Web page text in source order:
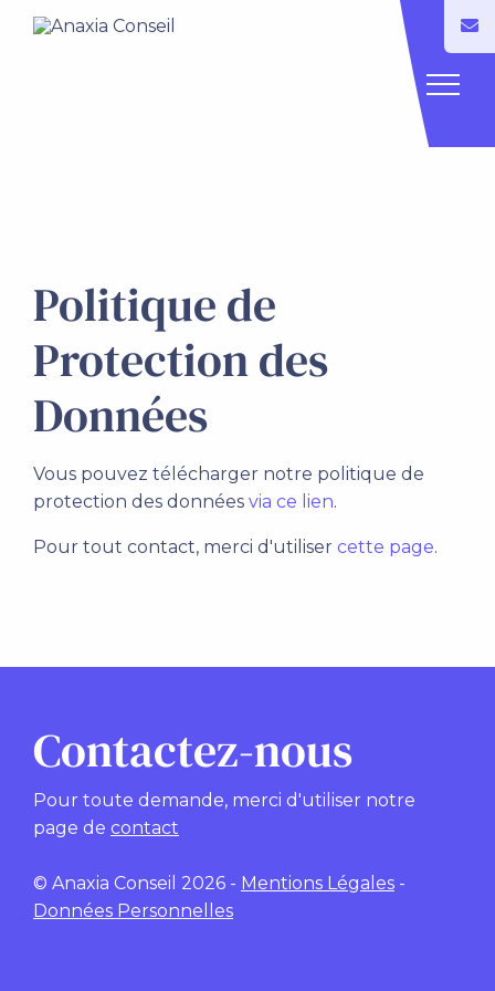
Politique de
Protection des
Données
Vous pouvez télécharger notre politique de
protection des données via ce lien.
Pour tout contact, merci d'utiliser cette page.
Contactez-nous
Pour toute demande, merci d'utiliser notre
page de contact
© Anaxia Conseil 2026 - Mentions Légales -
Données Personnelles